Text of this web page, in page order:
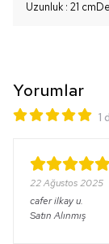
Uzunluk : 21 cm
Yorumlar
1
22 Ağustos 2025
cafer ilkayu.
Satın Alınmış